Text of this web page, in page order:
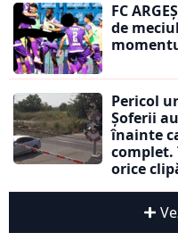
FC
de
Pericol
Șoferii
înainte
complet.
orice